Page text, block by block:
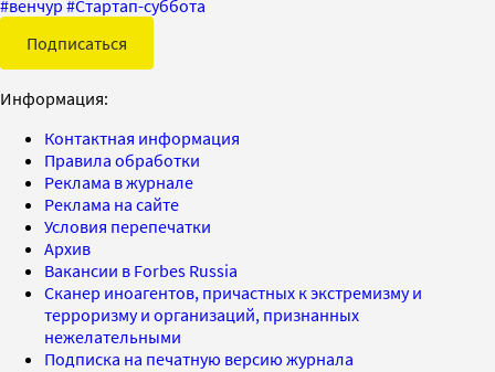
#венчур #Стартап-суббота
Подписаться
Информация:
Контактная информация
Правила обработки
Реклама в журнале
Реклама на сайте
Условия перепечатки
Архив
Вакансии в Forbes Russia
Сканер иноагентов, причастных к экстремизму и
терроризму и организаций, признанных
нежелательными
Подписка на печатную версию журнала